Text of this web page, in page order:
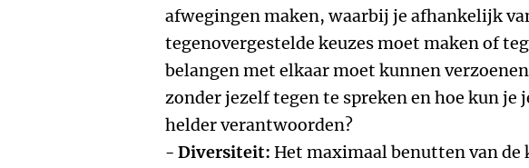
afwegingen maken, waarbij je afhankelijk
tegenovergestelde keuzes moet maken of
belangen met elkaar moet kunnen
zonder jezelf tegen te spreken en hoe kun je
helder verantwoorden?
- Diversiteit: Het maximaal benutten van de